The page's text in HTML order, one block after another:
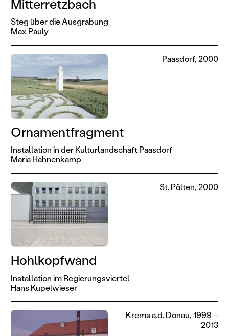
Mitterretzbach
Steg über die Ausgrabung
Max Pauly
Ornamentfragment
Installation in der Kulturlandschaft Paasdorf
Maria Hahnenkamp
Paasdorf, 2000
Hohlkopfwand
Installation im Regierungsviertel
Hans Kupelwieser
St. Pölten, 2000
Krems a.d. Donau, 1999 –
2013